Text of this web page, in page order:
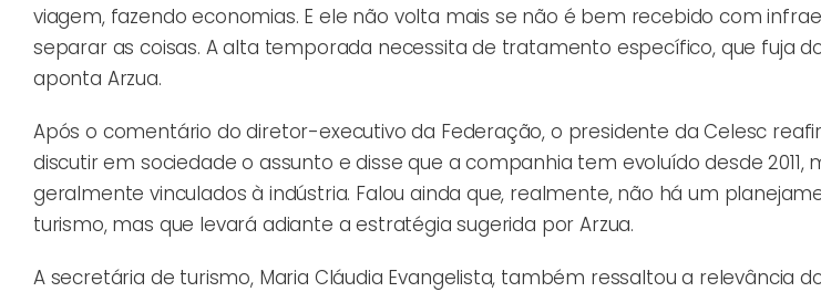
viagem, fazendo economias. E ele não volta mais se não é bem recebido com
separar as coisas. A alta temporada necessita de tratamento específico, que fuja
aponta Arzua.
Após o comentário do diretor-executivo da Federação, o presidente da Celesc
discutir em sociedade o assunto e disse que a companhia tem evoluído desde 2011,
geralmente vinculados à indústria. Falou ainda que, realmente, não há um
turismo, mas que levará adiante a estratégia sugerida por Arzua.
A secretária de turismo, Maria Cláudia Evangelista, também ressaltou a relevância